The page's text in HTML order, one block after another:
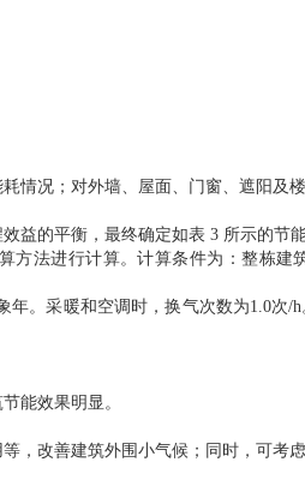
情况；对外墙、屋面、门窗、遮阳及
益的平衡，最终确定如表 3 所示的节能
方法进行计算。计算条件为：整栋
。采暖和空调时，换气次数为1.0次
能效果明显。
，改善建筑外围小气候；同时，可考